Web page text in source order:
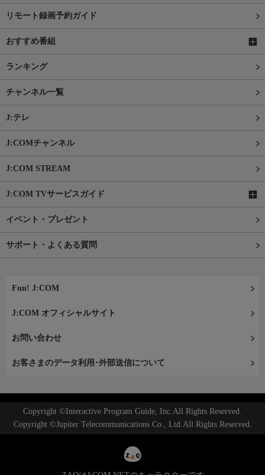
リモート録画予約ガイド
おすすめ番組
ランキング
チャンネル一覧
J:テレ
J:COMチャンネル
J:COM STREAM
J:COM TVサービスガイド
イベント・プレゼント
サポート・よくある質問
Fun! J:COM
J:COM オフィシャルサイト
お問い合わせ
お客さまのデータ利用･外部送信について
Copyright ©Interactive Program Guide, Inc.All Rights Reserved.
Copyright ©Jupiter Telecommunications Co., Ltd.All Rights Reserved.